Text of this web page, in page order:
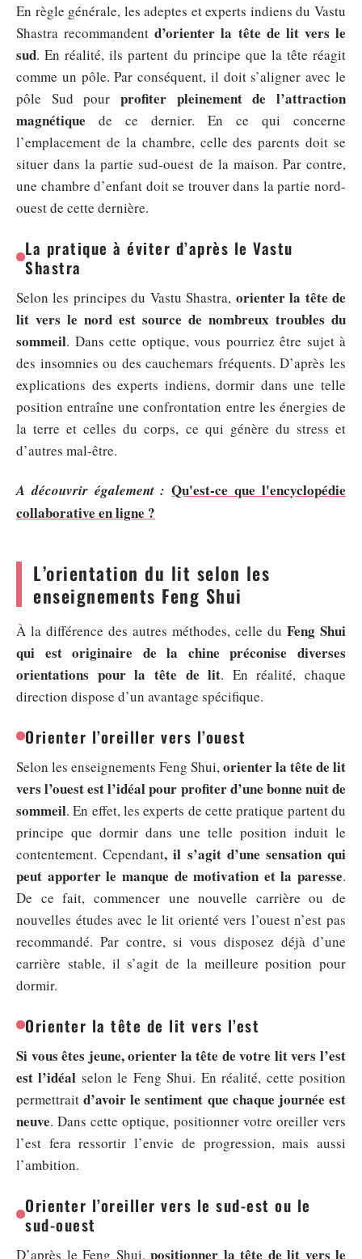
En règle générale, les adeptes et experts indiens du Vastu
Shastra recommandentd’orienter la tête de lit vers le
sud. En réalité, ils partent du principe que la tête réagit
comme un pôle. Par conséquent, il doit s’aligner avec le
pôle Sud pour profiter pleinement de l’attraction
magnétique de ce dernier. En ce qui concerne
l’emplacement de la chambre, celle des parents doit se
situer dans la partie sud-ouest de la maison. Par contre,
une chambre d’enfant doit se trouver dans la partie nord-
ouest de cette dernière.
La pratique à éviter d’après le Vastu
Shastra
Selon les principes du Vastu Shastra, orienter la tête de
lit vers le nord est source de nombreux troubles du
sommeil. Dans cette optique, vous pourriez être sujet à
des insomnies ou des cauchemars fréquents. D’après les
explications des experts indiens, dormir dans une telle
position entraîne une confrontation entre les énergies de
la terre et celles du corps, ce qui génère du stress et
d’autres mal-être.
A découvrir également : Qu'est-ce que l'encyclopédie
collaborative en ligne ?
L’orientation du lit selon les
enseignements Feng Shui
À la différence des autres méthodes, celle du Feng Shui
qui est originaire de la chine préconise diverses
orientations pour la tête de lit. En réalité, chaque
direction dispose d’un avantage spécifique.
Orienter l’oreiller vers l’ouest
Selon les enseignements Feng Shui, orienter la tête de lit
vers l’ouest est l’idéal pour profiter d’une bonne nuit de
sommeil. En effet, les experts de cette pratique partent du
principe que dormir dans une telle position induit le
contentement. Cependant, il s’agit d’une sensation qui
peut apporter le manque de motivation et la paresse.
De ce fait, commencer une nouvelle carrière ou de
nouvelles études avec le lit orienté vers l’ouest n’est pas
recommandé. Par contre, si vous disposez déjà d’une
carrière stable, il s’agit de la meilleure position pour
dormir.
Orienter la tête de lit vers l’est
Si vous êtes jeune, orienter la tête de votre lit vers l’est
est l’idéal selon le Feng Shui. En réalité, cette position
permettraitd’avoir le sentiment que chaque journée est
neuve. Dans cette optique, positionner votre oreiller vers
l’est fera ressortir l’envie de progression, mais aussi
l’ambition.
Orienter l’oreiller vers le sud-est ou le
sud-ouest
D’après le Feng Shui, positionner la tête de lit vers le